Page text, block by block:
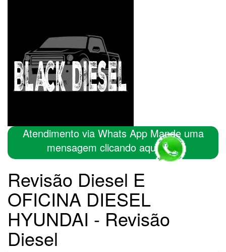
Atendimento via Whats App Mande uma
mensagem clicando aqui
Revisão Diesel E
OFICINA DIESEL
HYUNDAI - Revisão
Diesel